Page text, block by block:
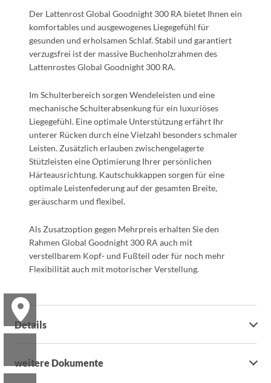
Der Lattenrost Global Goodnight 300 RA bietet Ihnen ein
komfortables und ausgewogenes Liegegefühl für
gesunden und erholsamen Schlaf. Stabil und garantiert
verzugsfrei ist der massive Buchenholzrahmen des
Lattenrostes Global Goodnight 300 RA.
Im Schulterbereich sorgen Wendeleisten und eine
mechanische Schulterabsenkung für ein luxuriöses
Liegegefühl. Eine optimale Unterstützung erfährt Ihr
unterer Rücken durch eine Vielzahl besonders schmaler
Leisten. Zusätzlich erlauben zwischengelagerte
Stützleisten eine Optimierung Ihrer persönlichen
Härteausrichtung. Kautschukkappen sorgen für eine
optimale Leistenfederung auf der gesamten Breite,
geräuscharm und flexibel.
Als Zusatzoption gegen Mehrpreis erhalten Sie den
Rahmen Global Goodnight 300 RA auch mit
verstellbarem Kopf- und Fußteil oder für noch mehr
Flexibilität auch mit motorischer Verstellung.
Details
weitere Dokumente